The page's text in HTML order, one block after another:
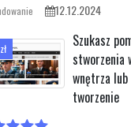
12.12.2024
Szukasz
stworzenia
wnętrza lub
tworzenie